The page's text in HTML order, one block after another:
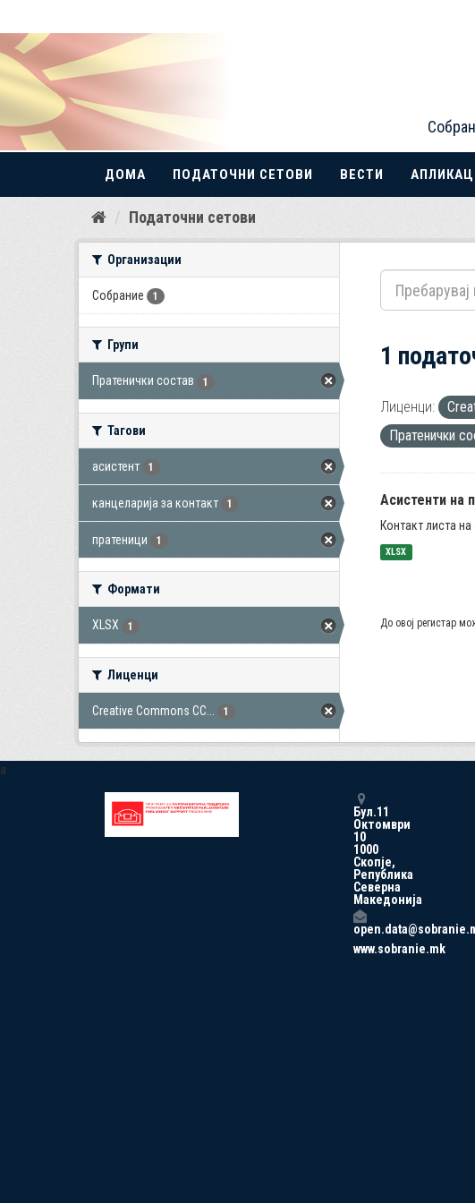
Прескокнете
ДОМА ПОДАТОЧНИ СЕТОВИ ВЕСТИ
Податочни сетови
Организации
Собрание 1
Групи
Пратенички состав 1
Тагови
асистент 1
канцеларија за контакт 1
пратеници 1
Формати
XLSX 1
Лиценци
Creative Commons CC... 1
1
Лиценци:
Пратенички
Асистенти на
Контакт листа
XLSX
До овој регистар
a
Бул.11
Октомври
10
1000
Скопје,
Република
Северна
Македонија
www.sobranie.mk